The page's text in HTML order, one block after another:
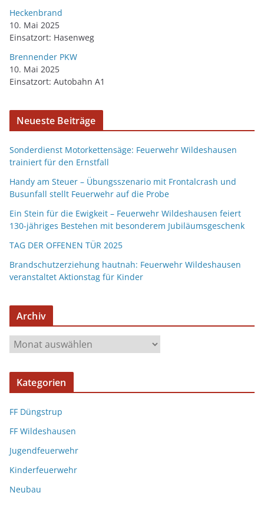
Heckenbrand
10. Mai 2025
Einsatzort: Hasenweg
Brennender PKW
10. Mai 2025
Einsatzort: Autobahn A1
Neueste Beiträge
Sonderdienst Motorkettensäge: Feuerwehr Wildeshausen
trainiert für den Ernstfall
Handy am Steuer – Übungsszenario mit Frontalcrash und
Busunfall stellt Feuerwehr auf die Probe
Ein Stein für die Ewigkeit – Feuerwehr Wildeshausen feiert
130-jähriges Bestehen mit besonderem Jubiläumsgeschenk
TAG DER OFFENEN TÜR 2025
Brandschutzerziehung hautnah: Feuerwehr Wildeshausen
veranstaltet Aktionstag für Kinder
Archiv
Kategorien
FF Düngstrup
FF Wildeshausen
Jugendfeuerwehr
Kinderfeuerwehr
Neubau